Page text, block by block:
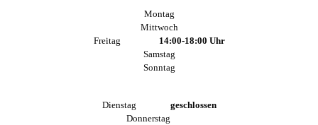
Montag
Mittwoch
Freitag 14:00-18:00 Uhr
Samstag
Sonntag
Dienstag geschlossen
Donnerstag